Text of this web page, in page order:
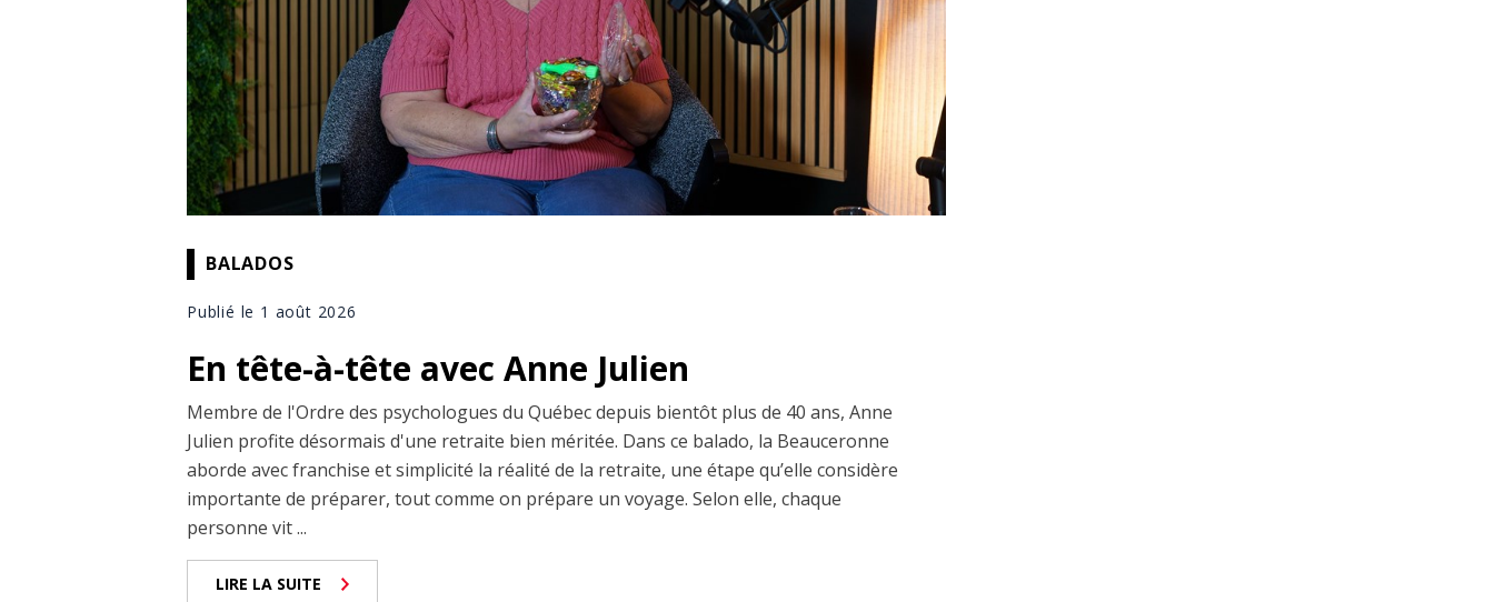
BALADOS
Publié le 1 août 2026
En tête-à-tête avec Anne Julien
Membre de l'Ordre des psychologues du Québec depuis bientôt plus de 40 ans, Anne
Julien profite désormais d'une retraite bien méritée. Dans ce balado, la Beauceronne
aborde avec franchise et simplicité la réalité de la retraite, une étape qu’elle considère
importante de préparer, tout comme on prépare un voyage. Selon elle, chaque
personne vit ...
LIRE LA SUITE